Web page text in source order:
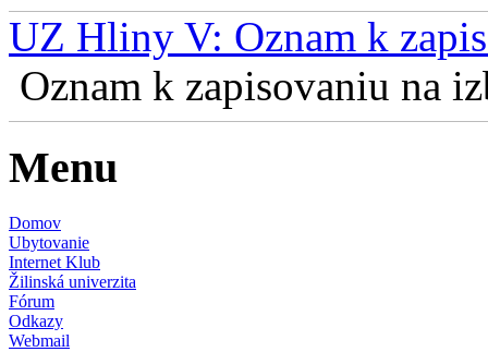
UZ Hliny V: Oznam k
Oznam k zapisovaniu na
Menu
Domov
Ubytovanie
Internet Klub
Žilinská univerzita
Fórum
Odkazy
Webmail